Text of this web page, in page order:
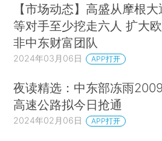
【市场动态】高盛从摩根大
等对手至少挖走六人 扩大欧
非中东财富团队
2024年03月06日 APP打开
夜读精选：中东部冻雨
高速公路拟今日抢通
2024年02月06日 APP打开